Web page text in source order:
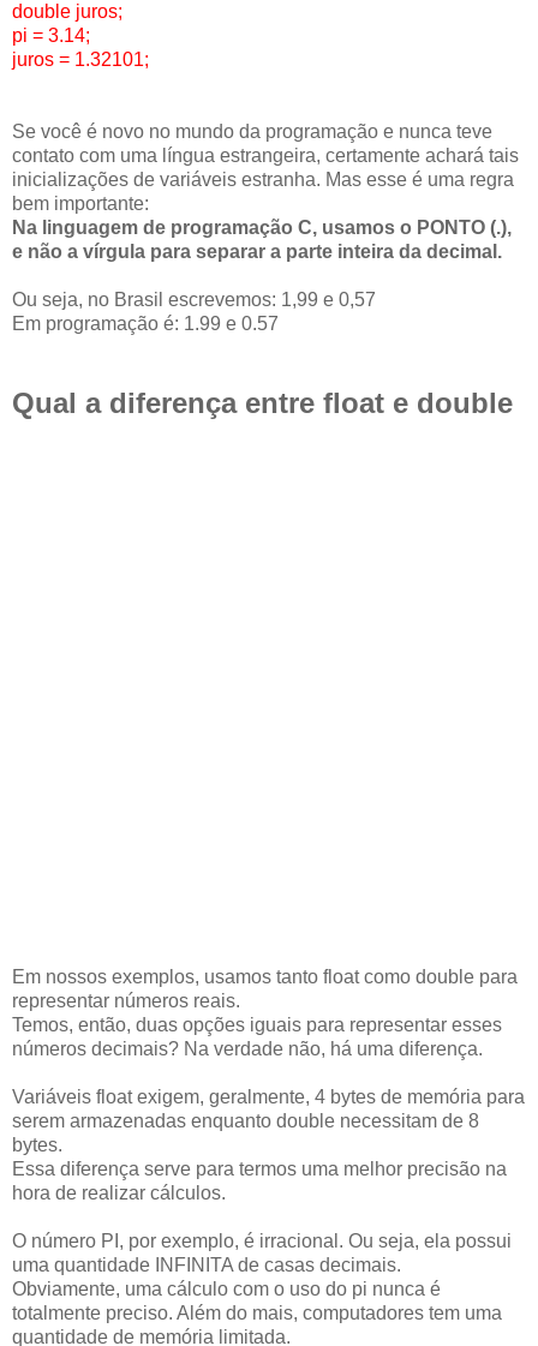
double juros;
pi = 3.14;
juros = 1.32101;
Se você é novo no mundo da programação e nunca teve
contato com uma língua estrangeira, certamente achará tais
inicializações de variáveis estranha. Mas esse é uma regra
bem importante:
Na linguagem de programação C, usamos o PONTO (.),
e não a vírgula para separar a parte inteira da decimal.
Ou seja, no Brasil escrevemos: 1,99 e 0,57
Em programação é: 1.99 e 0.57
Qual a diferença entre float e double
Em nossos exemplos, usamos tanto float como double para
representar números reais.
Temos, então, duas opções iguais para representar esses
números decimais? Na verdade não, há uma diferença.
Variáveis float exigem, geralmente, 4 bytes de memória para
serem armazenadas enquanto double necessitam de 8
bytes.
Essa diferença serve para termos uma melhor precisão na
hora de realizar cálculos.
O número PI, por exemplo, é irracional. Ou seja, ela possui
uma quantidade INFINITA de casas decimais.
Obviamente, uma cálculo com o uso do pi nunca é
totalmente preciso. Além do mais, computadores tem uma
quantidade de memória limitada.